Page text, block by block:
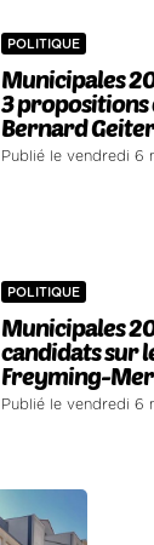
POLITIQUE
Municipales
3 propositions
Bernard
Publié le vendredi 6
POLITIQUE
Municipales
candidats sur
Freyming-
Publié le vendredi 6